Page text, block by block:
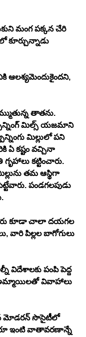
మంగ పక్కన చేరి
కూర్చున్నాడు
తాతను.
మిల్స్ యజమాని
మిల్లులో పని
ఏ కష్టం వచ్చినా
కట్టించారు.
తమ ఆస్థిగా
పండగలపుడు
కూడా చాలా దయగల
వారి పిల్లల బాగోగులు
విదేశాలకు పంపి పెద్ద
అమ్మాయిలతో వివాహాలు
మోడరన్ సొసైటీలో
ఇంటి వాతావరణాన్నే